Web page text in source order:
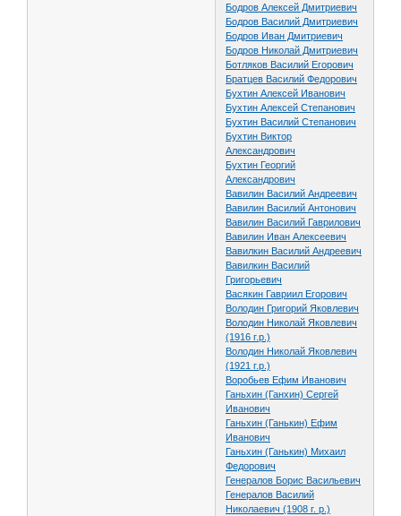
Бодров Алексей Дмитриевич
Бодров Василий Дмитриевич
Бодров Иван Дмитриевич
Бодров Николай Дмитриевич
Ботляков Василий Егорович
Братцев Василий Федорович
Бухтин Алексей Иванович
Бухтин Алексей Степанович
Бухтин Василий Степанович
Бухтин Виктор
Александрович
Бухтин Георгий
Александрович
Вавилин Василий Андреевич
Вавилин Василий Антонович
Вавилин Василий Гаврилович
Вавилин Иван Алексеевич
Вавилкин Василий Андреевич
Вавилкин Василий
Григорьевич
Васякин Гавриил Егорович
Володин Григорий Яковлевич
Володин Николай Яковлевич
(1916 г.р.)
Володин Николай Яковлевич
(1921 г.р.)
Воробьев Ефим Иванович
Ганьхин (Ганхин) Сергей
Иванович
Ганьхин (Ганькин) Ефим
Иванович
Ганьхин (Ганькин) Михаил
Федорович
Генералов Борис Васильевич
Генералов Василий
Николаевич (1908 г. р.)